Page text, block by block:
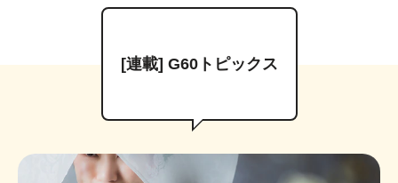
[連載] G60トピックス